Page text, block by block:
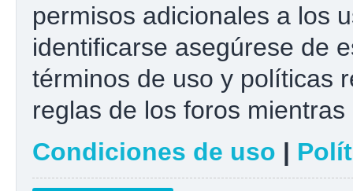
permisos adicionales a los
identificarse asegúrese de
términos de uso y políticas
reglas de los foros
Condiciones de uso |